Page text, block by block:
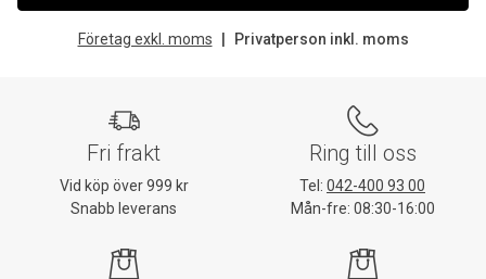
Företag exkl. moms Privatperson inkl. moms
Fri frakt
Vid köp över 999 kr
Snabb leverans
Ring till oss
Tel: 042-400 93 00
Mån-fre: 08:30-16:00